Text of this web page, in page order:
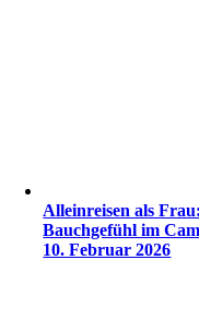
Alleinreisen als
Bauchgefühl im
10. Februar 2026